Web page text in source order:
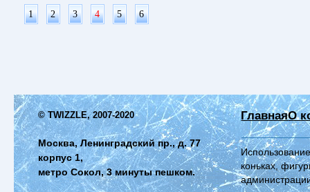
1 2 3 4 5 6
© TWIZZLE, 2007-2020
Москва, Ленинградский пр., д. 77
корпус 1,
метро Сокол, 3 минуты пешком.
ГлавнаяО
коньках,